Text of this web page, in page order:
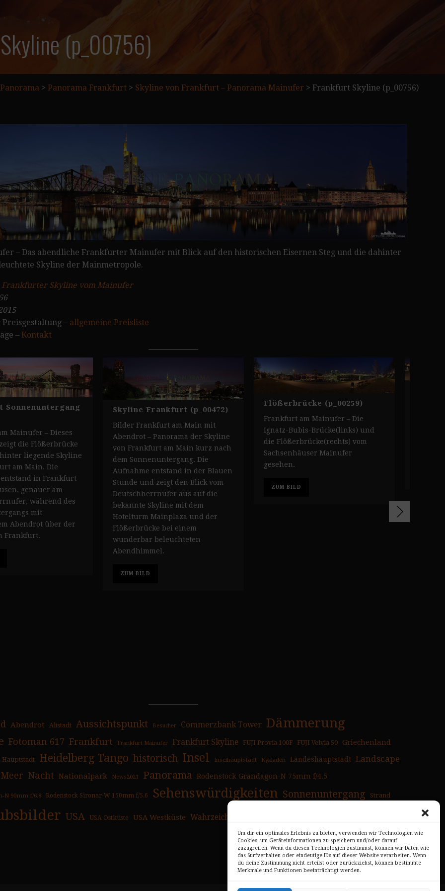
Um dir ein optimales Erlebnis zu bieten, verwenden wir Technologien wie
Cookies, um Geräteinformationen zu speichern und/oder darauf
zuzugreifen. Wenn du diesen Technologien zustimmst, können wir Daten wie
das Surfverhalten oder eindeutige IDs auf dieser Website verarbeiten. Wenn
du deine Zustimmung nicht erteilst oder zurückziehst, können bestimmte
Merkmale und Funktionen beeinträchtigt werden.
(p_00756)
Panorama > Panorama Frankfurt > Skyline von Frankfurt – Panorama Mainufer > Frankfurt Skyline (p_00756)
– Das abendliche Frankfurter Mainufer mit Blick auf den historischen Eisernen Steg und die dahinter
Skyline der Mainmetropole.
Frankfurter Skyline vom Mainufer
– allgemeine Preisliste
– Kontakt
Sonnenuntergang
Mainufer – Dieses
die Flößerbrücke
liegende Skyline
am Main. Die
in Frankfurt
genauer am
während des
mit
Abendrot über der
Frankfurt.
Skyline Frankfurt (p_00472)
Bilder Frankfurt am Main mit
Abendrot – Panorama der Skyline
von Frankfurt am Main kurz nach
dem Sonnenuntergang. Die
Aufnahme entstand in der Blauen
Stunde und zeigt den Blick vom
Deutschherrnufer aus auf die
bekannte Skyline mit dem
Hotelturm Mainplaza und der
Flößerbrücke bei einem
wunderbar beleuchteten
Abendhimmel.
ZUM BILD
Flößerbrücke (p_00259)
Frankfurt am Mainufer – Die
Ignatz-Bubis-Brücke(links) und
die Flößerbrücke(rechts) vom
Sachsenhäuser Mainufer
gesehen.
ZUM BILD
Abendrot Altstadt Aussichtspunkt Besucher Commerzbank Tower Dämmerung
Fotoman 617 Frankfurt Frankfurt Mainufer Frankfurt Skyline FUJI Provia 100F FUJI Velvia 50
Griechenland
Hauptstadt Heidelberg Tango historisch Insel Inselhauptstadt Kykladen Landeshauptstadt Landscape
Meer Nacht Nationalpark News2021 Panorama Rodenstock Grandagon-N 75mm f/4.5
N 90mm f/6.8 Rodenstock Sironar-W 150mm f/5.6 Sehenswürdigkeiten Sonnenuntergang Strand
USA USA Ostküste USA Westküste Wahrzeichen